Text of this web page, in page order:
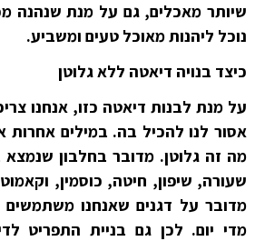
שיותר מאכלים, גם על מנת שנהנה
נוכל ליהנות מאוכל טעים ומשביע.
כיצד בנויה דיאטה ללא גלוטן
על מנת לבנות דיאטה כזו, אנחנו
אסור לנו להכיל בה. במילים אחרות
מה זה גלוטן. מדובר בחלבון שנמצא
שעורה, שיפון, חיטה, כוסמין,
מדובר על דגנים שאנחנו
מדי יום. לכן גם בניית התפריט